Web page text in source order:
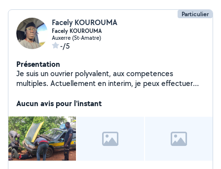
Particulier
Facely KOUROUMA
Facely KOUROUMA
Auxerre (St-Amatre)
-/5
Présentation
Je suis un ouvrier polyvalent, aux competences
multiples. Actuellement en interim, je peux effectuer
jardinage, petits bricolages ou déménagements. Je
d'entretien et de réparation sur votre véhicule. Je suis
courageux, ponctuel, rapide et efficace.
Aucun avis pour l'instant